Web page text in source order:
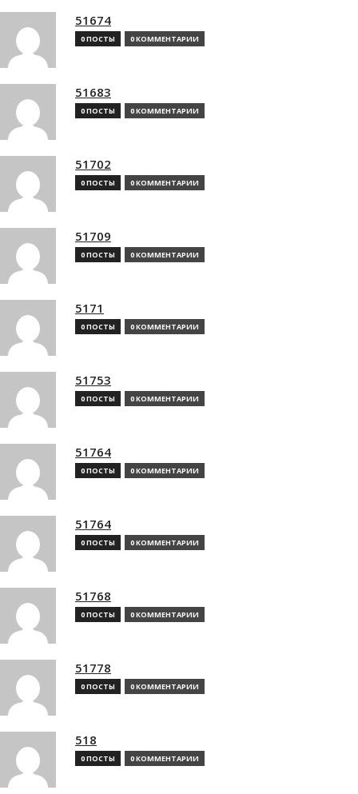
51674
0 ПОСТЫ 0 КОММЕНТАРИИ
51683
0 ПОСТЫ 0 КОММЕНТАРИИ
51702
0 ПОСТЫ 0 КОММЕНТАРИИ
51709
0 ПОСТЫ 0 КОММЕНТАРИИ
5171
0 ПОСТЫ 0 КОММЕНТАРИИ
51753
0 ПОСТЫ 0 КОММЕНТАРИИ
51764
0 ПОСТЫ 0 КОММЕНТАРИИ
51764
0 ПОСТЫ 0 КОММЕНТАРИИ
51768
0 ПОСТЫ 0 КОММЕНТАРИИ
51778
0 ПОСТЫ 0 КОММЕНТАРИИ
518
0 ПОСТЫ 0 КОММЕНТАРИИ